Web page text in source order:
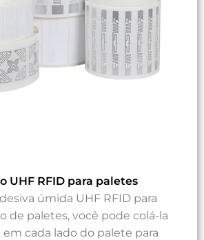
UHF RFID para paletes
úmida UHF RFID para
de paletes, você pode colá-la
cada lado do palete para